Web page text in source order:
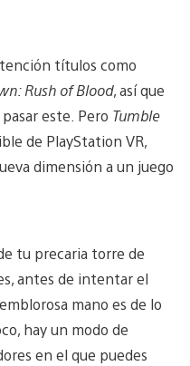
títulos como
Rush of Blood, así que
este. Pero Tumble
de PlayStation VR,
dimensión a un juego
tu precaria torre de
antes de intentar el
mano es de lo
hay un modo de
en el que puedes